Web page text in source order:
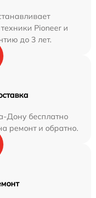
Pioneer и
до 3 лет.
Дону бесплатно
ремонт и обратно.